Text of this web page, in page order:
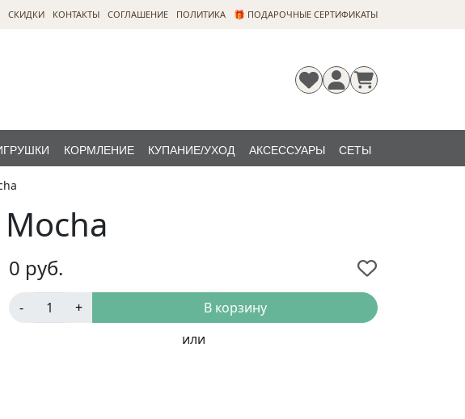
СКИДКИ КОНТАКТЫ CОГЛАШЕНИЕ ПОЛИТИКА 🎁 ПОДАРОЧНЫЕ СЕРТИФИКАТЫ
КОРМЛЕНИЕ КУПАНИЕ/УХОД АКСЕССУАРЫ СЕТЫ
0 руб.
- +
В корзину
или